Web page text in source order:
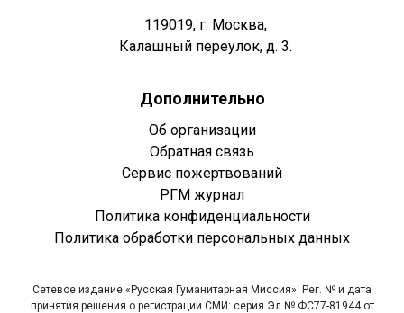
119019, г. Москва,
Калашный переулок, д. 3.
Дополнительно
Об организации
Обратная связь
Сервис пожертвований
РГМ журнал
Политика конфиденциальности
Политика обработки персональных данных
Сетевое издание «Русская Гуманитарная Миссия». Рег. № и дата
принятия решения о регистрации СМИ: серия Эл № ФС77-81944 от